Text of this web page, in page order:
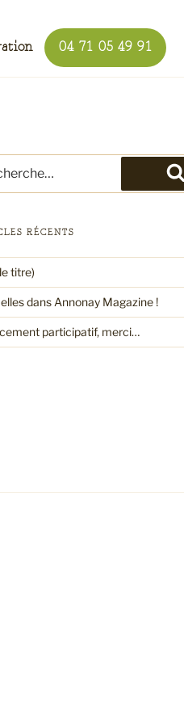
04 71 05 49 91
RÉCENTS
titre)
dans Annonay Magazine !
participatif, merci…